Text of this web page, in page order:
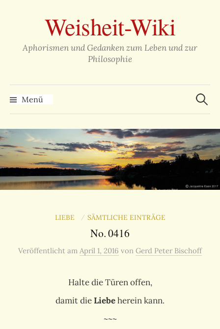
überspringenWeisheit-Wiki
Aphorismen und Gedanken zum Leben und zur
Philosophie
Menü
Suchen
nach:
LIEBE / SÄMTLICHE EINTRÄGE
No. 0416
Veröffentlicht am April 1, 2016 von Gerd Peter Bischoff
Halte die Türen offen,
damit dieLiebeherein kann.
~~~